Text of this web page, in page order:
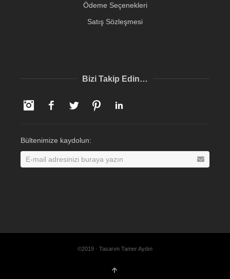
Ödeme Seçenekleri
Satış Sözleşmesi
Bizi Takip Edin…
InstagramFacebookTwitter Pinterest
Bültenimize kaydolun:
©2019 · Tasarım Tamer Aydın